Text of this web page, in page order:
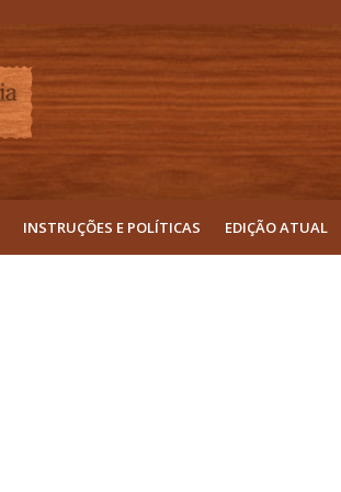
INSTRUÇÕES E POLÍTICAS EDIÇÃO ATUAL